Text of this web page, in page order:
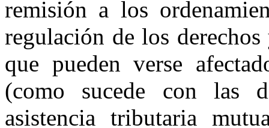
remisión a los
regulación de los
que pueden verse
(como sucede con las
asistencia tributaria